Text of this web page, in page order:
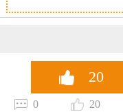
恭喜
20
0 20